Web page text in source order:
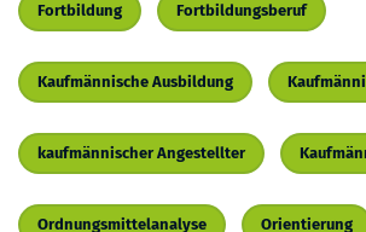
Fortbildung Fortbildungsberuf
Kaufmännische Ausbildung
kaufmännischer Angestellter
Ordnungsmittelanalyse Orientierung